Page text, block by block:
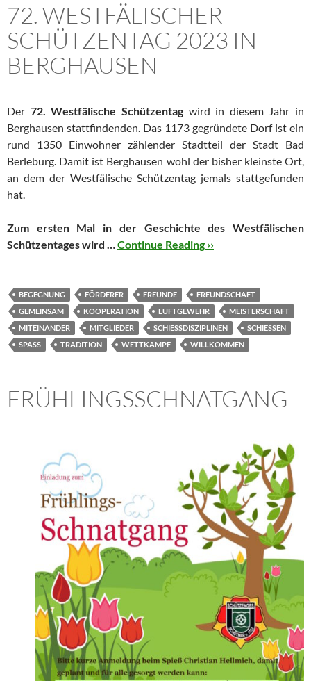
72. WESTFÄLISCHER
SCHÜTZENTAG 2023 IN
BERGHAUSEN
Der 72. Westfälische Schützentagwird in diesem Jahr in
Berghausen stattfindenden. Das 1173 gegründete Dorf ist ein
rund 1350 Einwohner zählender Stadtteil der Stadt Bad
Berleburg. Damit ist Berghausen wohl der bisher kleinste Ort,
an dem der Westfälische Schützentag jemals stattgefunden
hat.
Zum ersten Mal in der Geschichte des Westfälischen
Schützentages wird …Continue Reading ››
BEGEGNUNG FÖRDERER FREUNDE
FREUNDSCHAFT
GEMEINSAM
KOOPERATION LUFTGEWEHR
MEISTERSCHAFT
MITEINANDER
MITGLIEDER SCHIESSDISZIPLINEN
SCHIESSEN
SPASS
TRADITION WETTKAMPF WILLKOMMEN
FRÜHLINGSSCHNATGANG